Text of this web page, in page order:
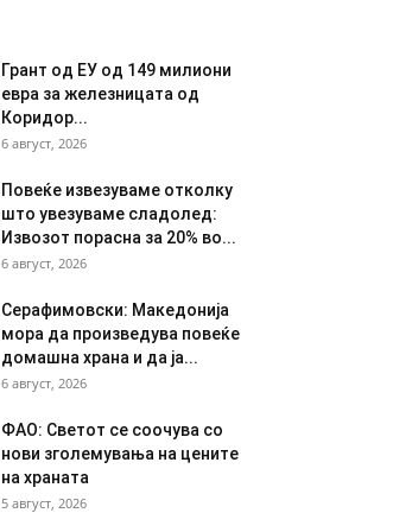
Грант од ЕУ од 149 милиони
евра за железницата од
Коридор...
6 август, 2026
Повеќе извезуваме отколку
што увезуваме сладолед:
Извозот порасна за 20% во...
6 август, 2026
Серафимовски: Македонија
мора да произведува повеќе
домашна храна и да ја...
6 август, 2026
ФАО: Светот се соочува со
нови зголемувања на цените
на храната
5 август, 2026